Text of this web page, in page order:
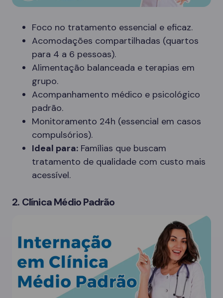
Foco no tratamento essencial e eficaz.
Acomodações compartilhadas (quartos
para 4 a 6 pessoas).
Alimentação balanceada e terapias em
grupo.
Acompanhamento médico e psicológico
padrão.
Monitoramento 24h (essencial em casos
compulsórios).
Ideal para: Famílias que buscam
tratamento de qualidade com custo mais
acessível.
2. Clínica Médio Padrão